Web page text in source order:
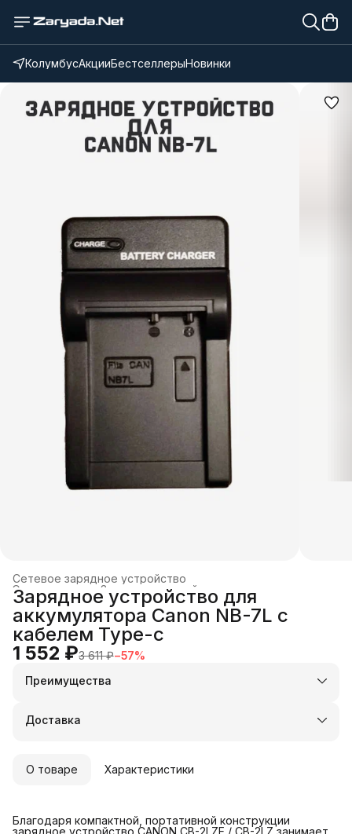
КолумбусАкцииБестселлерыНовинки
Сетевое зарядное устройство
Зарядные устройства и док-станции
Электроника
Главная ›
Зарядное устройство для
аккумулятора Canon NB-7L с
кабелем Type-c
1 552 ₽3 611 ₽−57%
Преимущества
Оплата частями в Сплит
Удобный возврат
Доставка
О товаре Характеристики
Благодаря компактной, портативной конструкции